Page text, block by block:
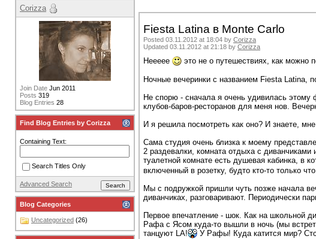
Fiesta Latina в Monte Carlo
Posted 03.11.2012 at 18:04 by Corizza
Updated 03.11.2012 at 21:18 by Corizza
Неееее это не о путешествиях, как можно
Ночные вечеринки с названием Fiesta Latina,
Не спорю - сначала я очень удивилась
клубов-баров-ресторанов для меня нов.
И я решила посмотреть как оно? И знаете,
Сама студия очень близка к моему
2 раздевалки, комната отдыха с
туалетной комнате есть душевая кабинка, в
включенный в розетку, будто кто-то только
Мы с подружкой пришли чуть позже начала
диванчиках, разговаривают. Периодически
Первое впечатление - шок. Как на школьной
Рафа с Ясом куда-то вышли в ночь (мы
танцуют LA!
У Рафы! Куда катится мир?
Corizza
Join Date Jun 2011
Posts 319
Blog Entries 28
Find Blog Entries by Corizza
Containing Text:
Search Titles Only
Advanced Search
Blog Categories
Uncategorized (26)